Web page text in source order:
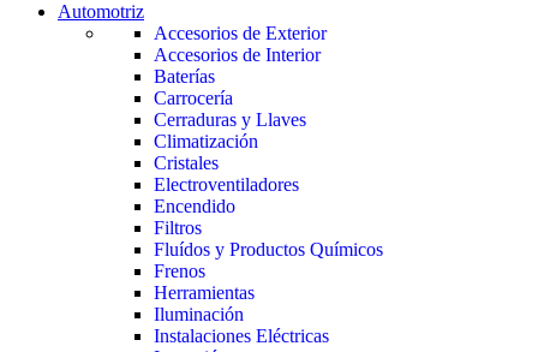
Automotriz
Accesorios de Exterior
Accesorios de Interior
Baterías
Carrocería
Cerraduras y Llaves
Climatización
Cristales
Electroventiladores
Encendido
Filtros
Fluídos y Productos Químicos
Frenos
Herramientas
Iluminación
Instalaciones Eléctricas